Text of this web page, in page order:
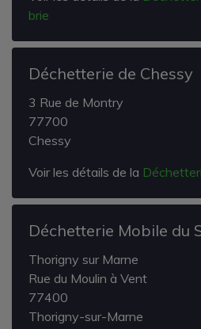
brie
Déchetterie de Chessy
3 Rue de Montry
77700
Chessy
Voir les détails de la
Déchetterie Mobile du
Thorigny sur Marne
Rue du Moulin à Vent
77400
Thorigny-sur-Marne